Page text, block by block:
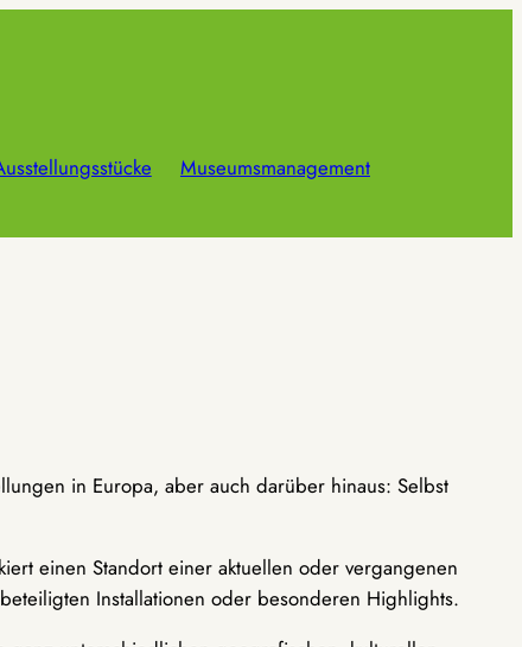
Museumsmanagement
in Europa, aber auch darüber hinaus: Selbst
einen Standort einer aktuellen oder vergangenen
Installationen oder besonderen Highlights.